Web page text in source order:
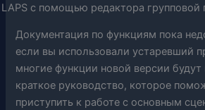
LAPS с помощью редактора групповой
Документация по функциям пока
если вы использовали устаревший
многие функции новой версии
краткое руководство, которое
приступить к работе с основным